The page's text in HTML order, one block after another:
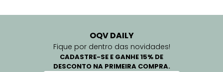
OQV DAILY
Fique por dentro das novidades!
CADASTRE-SE E GANHE 15% DE
DESCONTO NA PRIMEIRA COMPRA.